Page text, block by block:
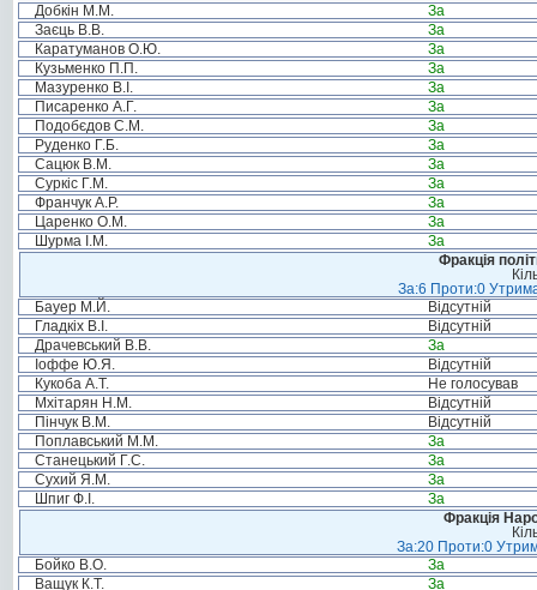
Добкін М.М.
За
Заєць В.В.
За
Каратуманов О.Ю.
За
Кузьменко П.П.
За
Мазуренко В.І.
За
Писаренко А.Г.
За
Подобєдов С.М.
За
Руденко Г.Б.
За
Сацюк В.М.
За
Суркіс Г.М.
За
Франчук А.Р.
За
Царенко О.М.
За
Шурма І.М.
За
Фракція
За:6 Проти:0
Бауер М.Й.
Відсутній
Гладкіх В.І.
Відсутній
Драчевський В.В.
За
Іоффе Ю.Я.
Відсутній
Кукоба А.Т.
Не голосував
Мхітарян Н.М.
Відсутній
Пінчук В.М.
Відсутній
Поплавський М.М.
За
Станецький Г.С.
За
Сухий Я.М.
За
Шпиг Ф.І.
За
Фракція
За:20 Проти:0
Бойко В.О.
За
Ващук К.Т.
За